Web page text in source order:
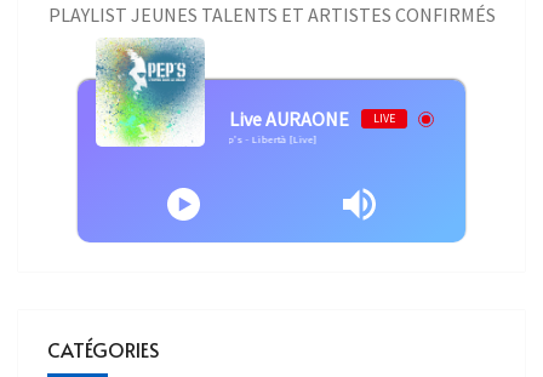
PLAYLIST JEUNES TALENTS ET ARTISTES CONFIRMÉS
Live AURAONE LIVE
Pep's - Libertà [Live]
CATÉGORIES